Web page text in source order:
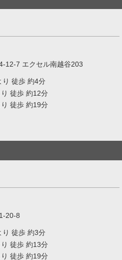
12-7 エクセル南越谷203
り 徒歩 約4分
徒歩 約12分
徒歩 約19分
20-8
り 徒歩 約3分
徒歩 約13分
徒歩 約19分